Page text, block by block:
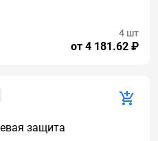
от 4 181.62 ₽
4 шт
защита